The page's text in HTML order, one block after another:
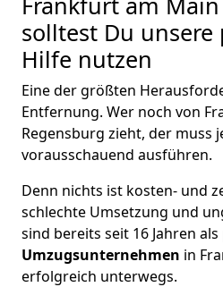
solltest Du unsere
Hilfe nutzen
Eine der größten
Entfernung. Wer noch von
Regensburg zieht, der muss
vorausschauend ausführen.
Denn nichts ist kosten- und
schlechte Umsetzung und
sind bereits seit 16 Jahren als
Umzugsunternehmen in
erfolgreich unterwegs.